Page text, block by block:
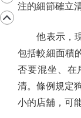
注的細節確立
他表示，現
包括較細面積
否要混坐、在
清。條例規定
小的店舖，可